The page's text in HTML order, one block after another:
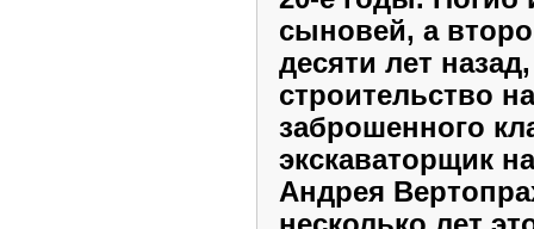
сыновей, а
десяти лет
строительство
заброшенного
экскаваторщик
Андрея